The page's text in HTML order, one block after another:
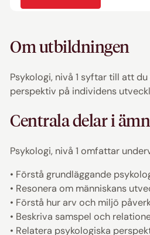
Om utbildningen
Psykologi, nivå 1 syftar till att
perspektiv på individens
Centrala delar i
Psykologi, nivå 1 omfattar
• Förstå grundläggande
• Resonera om människans
• Förstå hur arv och miljö
• Beskriva samspel och
• Relatera psykologiska